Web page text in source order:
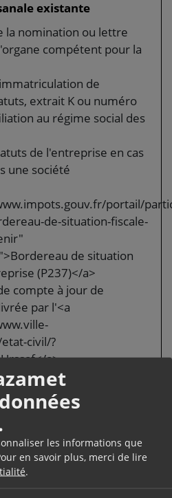
les informations que
en savoir plus, merci de lire
.
existante
la nomination ou lettre
compétent pour la
de
extrait K ou numéro
au régime social des
de l'entreprise en cas
une société
portail/
de-situation-fiscale-
de situation
(P237)</a>
compte à jour de
par l'<a
civil/?
a>
du contrat de travail si
comptable certifié
de l'entreprise à
revenus au moins
709,28 €</span>